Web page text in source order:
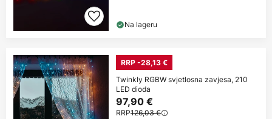
Na lageru
RRP -28,13 €
Twinkly RGBW svjetlosna zavjesa, 210
LED dioda
97,90 €
RRP126,03 €